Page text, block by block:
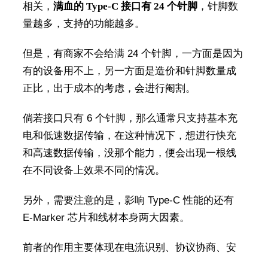
相关， 满血的 Type-C 接口有 24 个针脚，针脚数
量越多，支持的功能越多。
但是，有商家不会给满 24 个针脚，一方面是因为
有的设备用不上，另一方面是造价和针脚数量成
正比，出于成本的考虑，会进行阉割。
倘若接口只有 6 个针脚，那么通常只支持基本充
电和低速数据传输，在这种情况下，想进行快充
和高速数据传输，没那个能力，便会出现一根线
在不同设备上效果不同的情况。
另外，需要注意的是，影响 Type-C 性能的还有
E-Marker 芯片和线材本身两大因素。
前者的作用主要体现在电流识别、协议协商、安